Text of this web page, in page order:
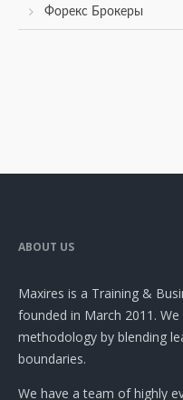
Форекс Брокеры
ABOUT US
Maxires is a Training &
founded in March 2011.
methodology by blending
boundaries.
We have a team of highly